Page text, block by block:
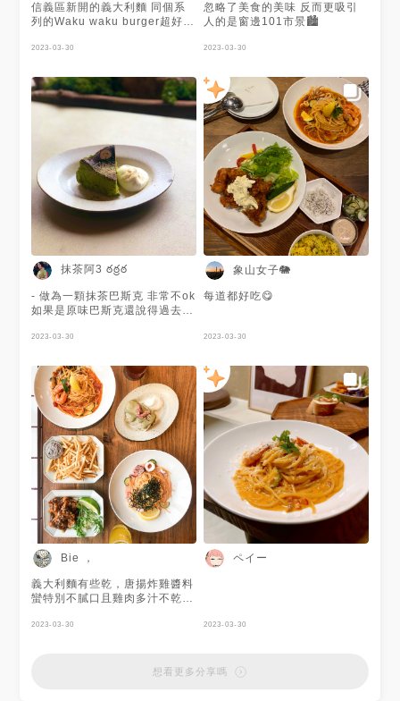
#foodphotography
#popyummy台北 #
信義區新開的義大利麵 同個系
列的Waku waku burger超好吃
茄奶油鮮蝦麵有點像粉紅醬 麵
的 推～可以來試試
2023-03-30
忽略了美食的美味 反而更吸引
人的是窗邊101市景🏙
2023-03-30
抹茶阿3 ఠఠ్రఠ
- 做為一顆抹茶巴斯克 非常不ok
如果是原味巴斯克還說得過去
沒有抹茶味😠 喜歡原味的朋友
過很乾 一個人吃整個會很膩 抹
茶濃度 x 回購指數 0% 𝒏𝒂𝒎𝒆
waku waku pasta 𝒂𝒅𝒅𝒓𝒆𝒔𝒔 台
北市信義區松高路11號號4F
𝙈𝙍𝙏 市政府2️⃣ 𝒑𝒉𝒐𝒏𝒆
0227229939
2023-03-30
象山女子🐘
每道都好吃😋
2023-03-30
Bie ，
義大利麵有些乾，唐揚炸雞醬料
蠻特別不膩口且雞肉多汁不乾
外可以，戚風蛋糕Q彈生動蓬鬆
義美食#市政府美食#日式料理#
2023-03-30
ペイー
2023-03-30
想看更多分享嗎